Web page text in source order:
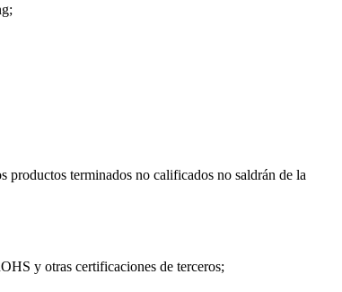
productos terminados no calificados no saldrán de la
y otras certificaciones de terceros;